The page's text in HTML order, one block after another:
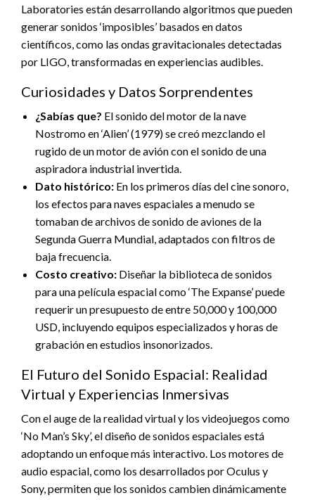
Laboratories están desarrollando algoritmos que pueden
generar sonidos ‘imposibles’ basados en datos
científicos, como las ondas gravitacionales detectadas
por LIGO, transformadas en experiencias audibles.
Curiosidades y Datos Sorprendentes
¿Sabías que? El sonido del motor de la nave
Nostromo en ‘Alien’ (1979) se creó mezclando el
rugido de un motor de avión con el sonido de una
aspiradora industrial invertida.
Dato histórico: En los primeros días del cine sonoro,
los efectos para naves espaciales a menudo se
tomaban de archivos de sonido de aviones de la
Segunda Guerra Mundial, adaptados con filtros de
baja frecuencia.
Costo creativo: Diseñar la biblioteca de sonidos
para una película espacial como ‘The Expanse’ puede
requerir un presupuesto de entre 50,000 y 100,000
USD, incluyendo equipos especializados y horas de
grabación en estudios insonorizados.
El Futuro del Sonido Espacial: Realidad
Virtual y Experiencias Inmersivas
Con el auge de la realidad virtual y los videojuegos como
‘No Man’s Sky’, el diseño de sonidos espaciales está
adoptando un enfoque más interactivo. Los motores de
audio espacial, como los desarrollados por Oculus y
Sony, permiten que los sonidos cambien dinámicamente